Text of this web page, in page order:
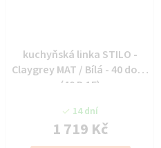
kuchyňská linka STILO -
Claygrey MAT / Bílá - 40 dolní
(40 D 1F)
14 dní
1 719 Kč